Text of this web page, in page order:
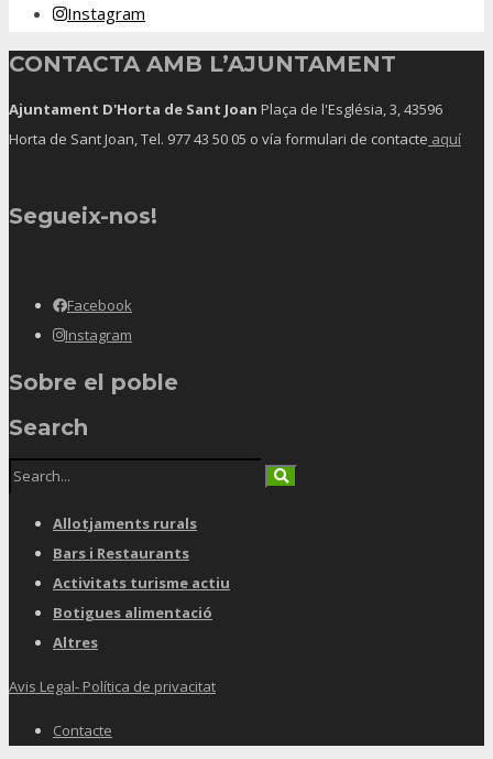
Instagram
CONTACTA AMB L’AJUNTAMENT
Ajuntament D'Horta de Sant Joan Plaça de l'Església, 3, 43596
Horta de Sant Joan, Tel. 977 43 50 05 o vía formulari de contacte aquí
Segueix-nos!
Facebook
Instagram
Sobre el poble
Search
Allotjaments rurals
Bars i Restaurants
Activitats turisme actiu
Botigues alimentació
Altres
Avis Legal- Política de privacitat
Contacte